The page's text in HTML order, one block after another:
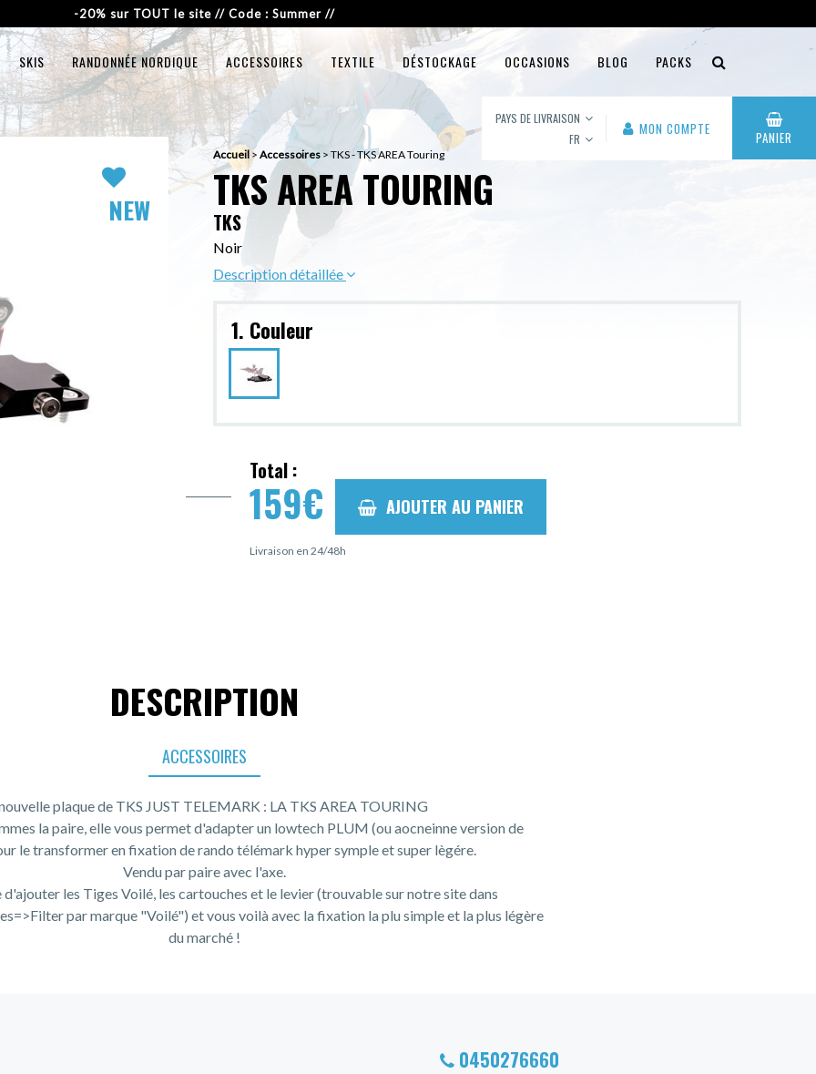
-20% sur TOUT le site // Code : Summer //
SKIS RANDONNÉE NORDIQUE ACCESSOIRES TEXTILE DÉSTOCKAGE OCCASIONS BLOG PACKS
PAYS DE LIVRAISON
FR
MON COMPTE PANIER
NEW
Accueil > Accessoires > TKS - TKS AREA Touring
TKS AREA TOURING
TKS
Noir
Description détaillée
1. Couleur
Total :
159€ AJOUTER AU PANIER
Livraison en 24/48h
DESCRIPTION
ACCESSOIRES
plaque de TKS JUST TELEMARK : LA TKS AREA TOURING
la paire, elle vous permet d'adapter un lowtech PLUM (ou aocneinne version de
le transformer en fixation de rando télémark hyper symple et super lègére.
Vendu par paire avec l'axe.
les Tiges Voilé, les cartouches et le levier (trouvable sur notre site dans
par marque "Voilé") et vous voilà avec la fixation la plu simple et la plus légère
du marché !
0450276660